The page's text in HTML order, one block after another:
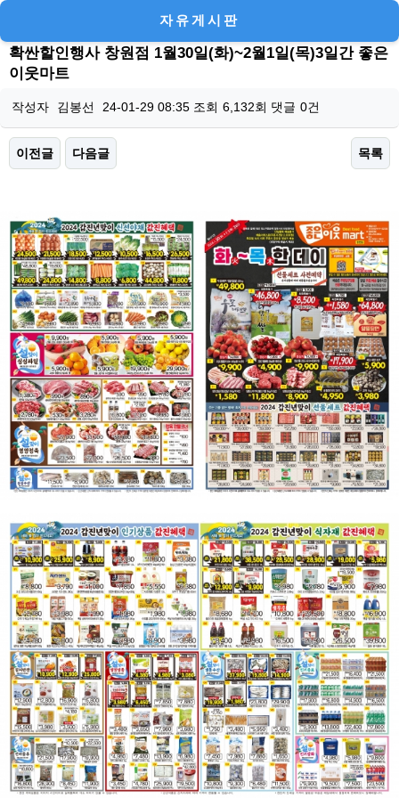
자유게시판
확싼할인행사 창원점 1월30일(화)~2월1일(목)3일간 좋은
이웃마트
작성자 김봉선 24-01-29 08:35조회 6,132회 댓글 0건
이전글 다음글 목록
본문